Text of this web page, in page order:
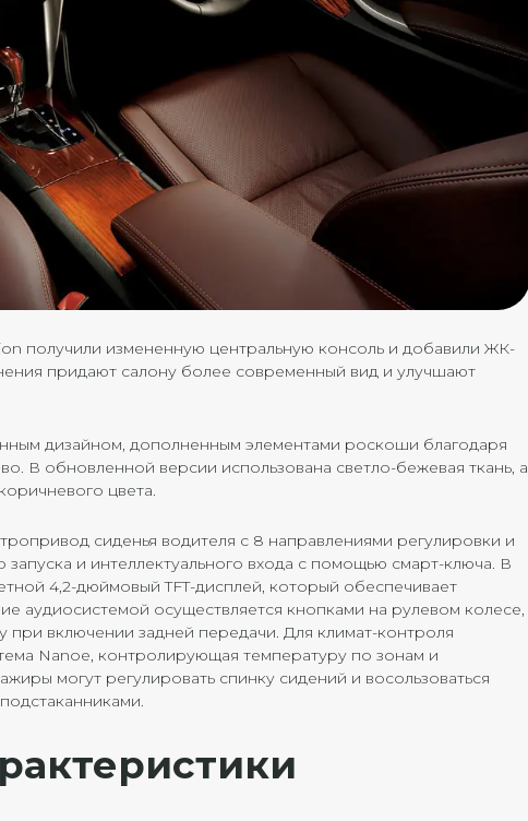
получили измененную центральную консоль и добавили ЖК-
придают салону более современный вид и улучшают
дизайном, дополненным элементами роскоши благодаря
В обновленной версии использована светло-бежевая ткань, а
цвета.
сиденья водителя с 8 направлениями регулировки и
и интеллектуального входа с помощью смарт-ключа. В
4,2-дюймовый TFT-дисплей, который обеспечивает
аудиосистемой осуществляется кнопками на рулевом колесе,
включении задней передачи. Для климат-контроля
Nanoe, контролирующая температуру по зонам и
могут регулировать спинку сидений и восользоваться